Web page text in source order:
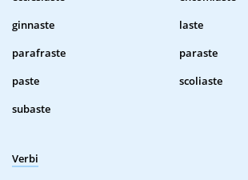
ginnaste
laste
parafraste
paraste
paste
scoliaste
subaste
Verbi